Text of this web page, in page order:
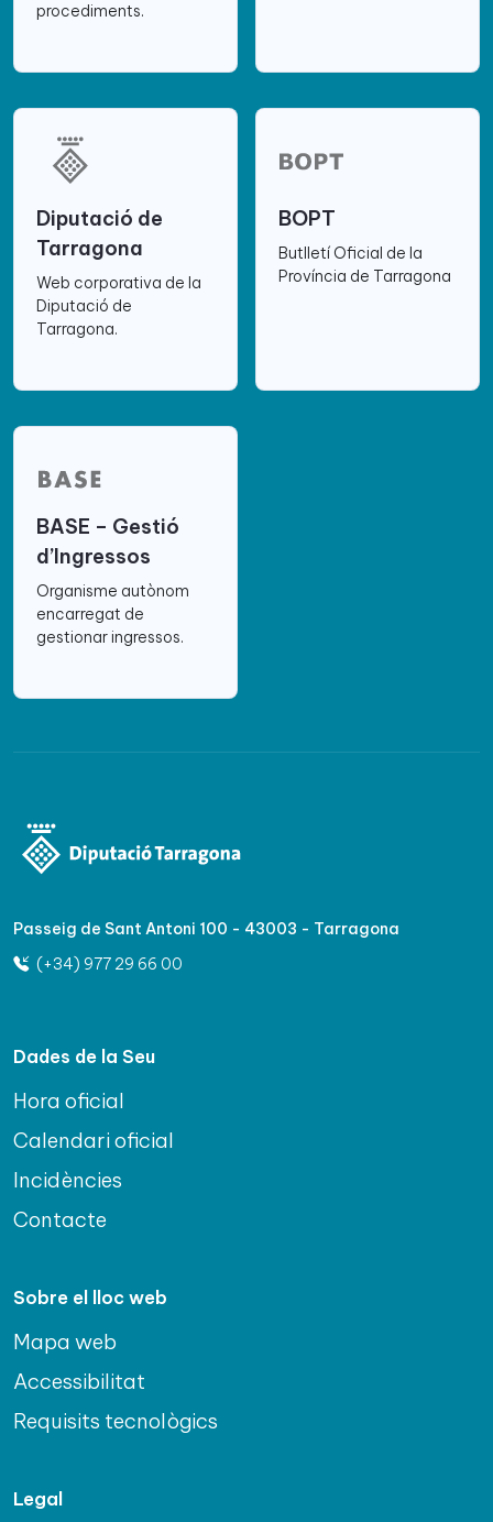
procediments.
Diputació de
Tarragona
Web corporativa de la
Diputació de
Tarragona.
BOPT
Butlletí Oficial de la
Província de Tarragona
BASE – Gestió
d’Ingressos
Organisme autònom
encarregat de
gestionar ingressos.
Passeig de Sant Antoni 100 - 43003 - Tarragona
(+34) 977 29 66 00
Dades de la Seu
Hora oficial
Calendari oficial
Incidències
Contacte
Sobre el lloc web
Mapa web
Accessibilitat
Requisits tecnològics
Legal